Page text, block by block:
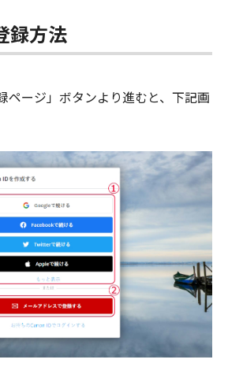
録方法
ページ」ボタンより進むと、下記画